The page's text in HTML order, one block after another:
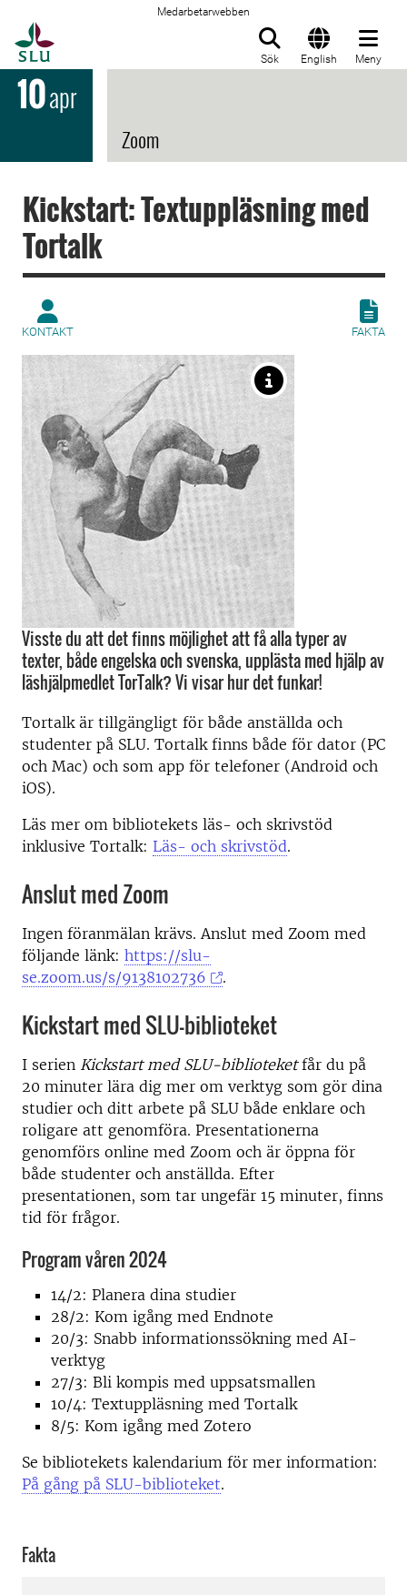
Medarbetarwebben
Sök English Meny
10apr
Zoom
Kickstart: Textuppläsning med
Tortalk
KONTAKT FAKTA
Visste du att det finns möjlighet att få alla typer av
texter, både engelska och svenska, upplästa med hjälp av
läshjälpmedlet TorTalk? Vi visar hur det funkar!
Tortalk är tillgängligt för både anställda och
studenter på SLU. Tortalk finns både för dator (PC
och Mac) och som app för telefoner (Android och
iOS).
Läs mer om bibliotekets läs- och skrivstöd
inklusive Tortalk: Läs- och skrivstöd.
Anslut med Zoom
Ingen föranmälan krävs. Anslut med Zoom med
följande länk: https://slu-
se.zoom.us/s/9138102736
.
Kickstart med SLU-biblioteket
I serien Kickstart med SLU-biblioteketfår du på
20 minuter lära dig mer om verktyg som gör dina
studier och ditt arbete på SLU både enklare och
roligare att genomföra. Presentationerna
genomförs online med Zoom och är öppna för
både studenter och anställda. Efter
presentationen, som tar ungefär 15 minuter, finns
tid för frågor.
Program våren 2024
14/2: Planera dina studier
28/2: Kom igång med Endnote
20/3: Snabb informationssökning med AI-
verktyg
27/3: Bli kompis med uppsatsmallen
10/4: Textuppläsning med Tortalk
8/5: Kom igång med Zotero
Se bibliotekets kalendarium för mer information:
På gång på SLU-biblioteket.
Fakta